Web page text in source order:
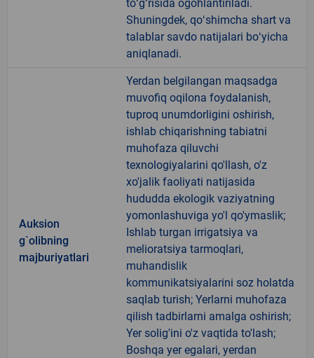
toʻgʻrisida ogohlantiriladi.
Shuningdek, qoʻshimcha shart va
talablar savdo natijalari boʻyicha
aniqlanadi.
Auksion
g`olibning
majburiyatlari
Yerdan belgilangan maqsadga
muvofiq oqilona foydalanish,
tuproq unumdorligini oshirish,
ishlab chiqarishning tabiatni
muhofaza qiluvchi
texnologiyalarini qo'llash, o'z
xo'jalik faoliyati natijasida
hududda ekologik vaziyatning
yomonlashuviga yo'l qo'ymaslik;
Ishlab turgan irrigatsiya va
melioratsiya tarmoqlari,
muhandislik
kommunikatsiyalarini soz holatda
saqlab turish; Yerlarni muhofaza
qilish tadbirlarni amalga oshirish;
Yer solig'ini o'z vaqtida to'lash;
Boshqa yer egalari, yerdan